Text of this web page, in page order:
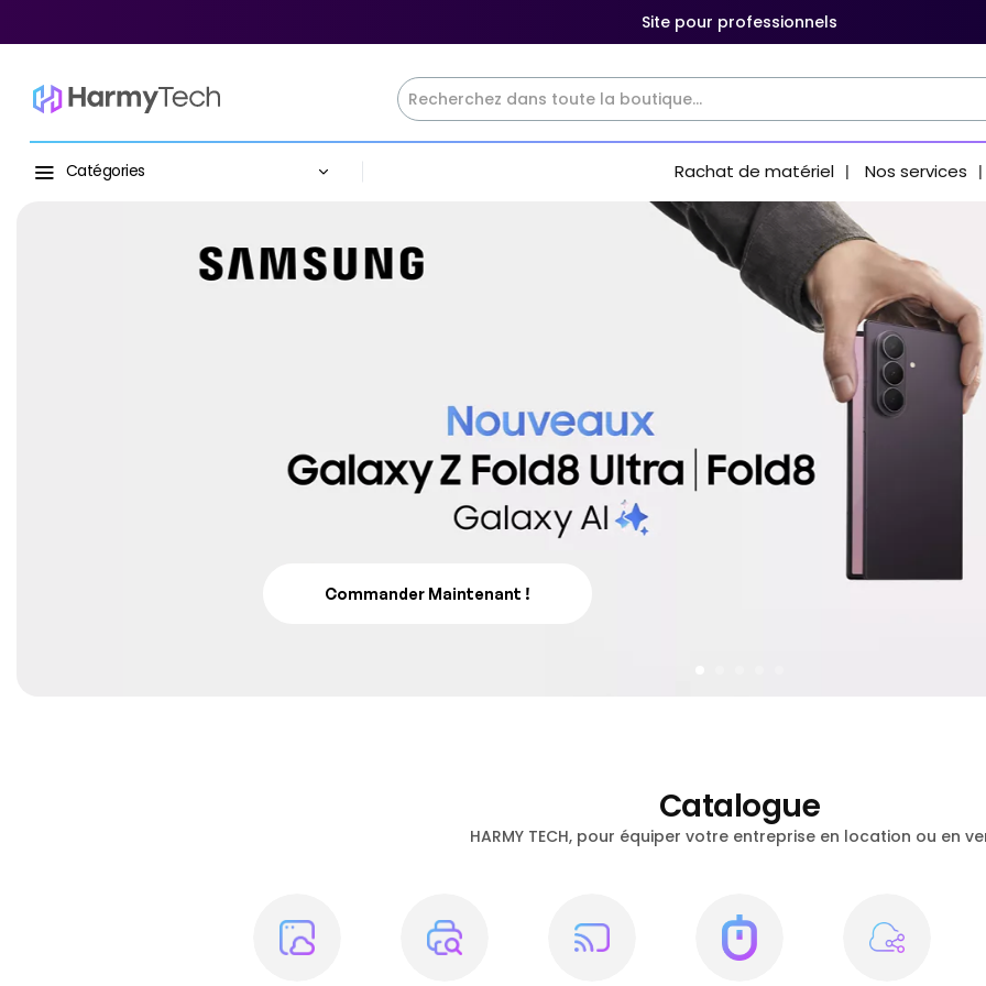
Site pour professionnels
Catégories Rachat de matériel Nos services
Commander Maintenant !
Catalogue
HARMY TECH, pour équiper votre entreprise en location ou en